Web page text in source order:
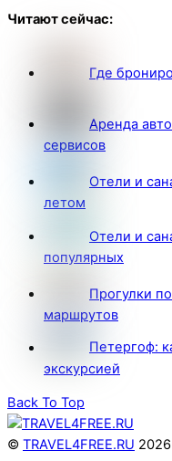
Читают сейчас:
Где
Аренда
сервисов
Отели и
летом
Отели и
популярных
Прогулки
маршрутов
Петергоф:
экскурсией
Back To Top
© TRAVEL4FREE.RU 2026